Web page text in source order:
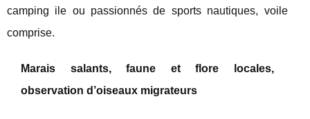
camping ile ou passionnés de sports nautiques, voile
comprise.
Marais salants, faune et flore locales,
observation d’oiseaux migrateurs